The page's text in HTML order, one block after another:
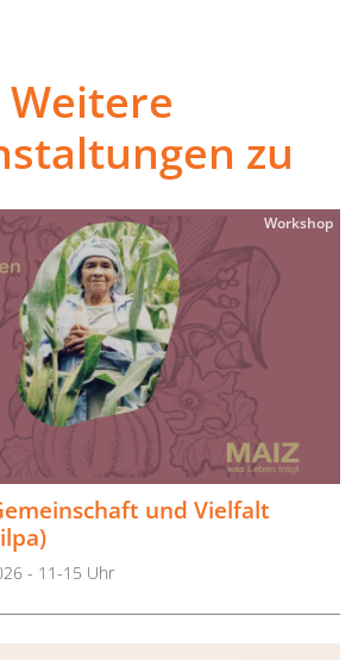
Weitere
zu
Workshop
und Vielfalt
- 11-15 Uhr